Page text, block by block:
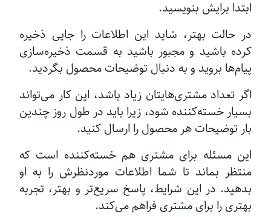
ابتدا برایش بنویسید.
در حالت بهتر، شاید این اطلاعات را جایی ذخیره
کرده باشید و مجبور باشید به قسمت ذخیره‌سازی
پیام‌ها بروید و به دنبال توضیحات محصول بگردید.
اگر تعداد مشتری‌هایتان زیاد باشد، این کار می‌تواند
بسیار خسته‌کننده شود، زیرا باید در طول روز چندین
بار توضیحات هر محصول را ارسال کنید.
این مسئله برای مشتری هم خسته‌کننده است که
منتظر بماند تا شما اطلاعات موردنظرش را به او
بدهید. در این شرایط، پاسخ سریع‌تر و بهتر، تجربه
بهتری را برای مشتری فراهم می‌کند.